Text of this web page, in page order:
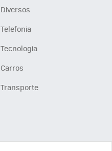
Diversos
Telefonia
Tecnologia
Carros
Transporte